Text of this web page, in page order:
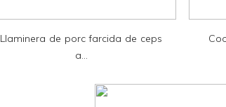
Llaminera de porc farcida de ceps
a...